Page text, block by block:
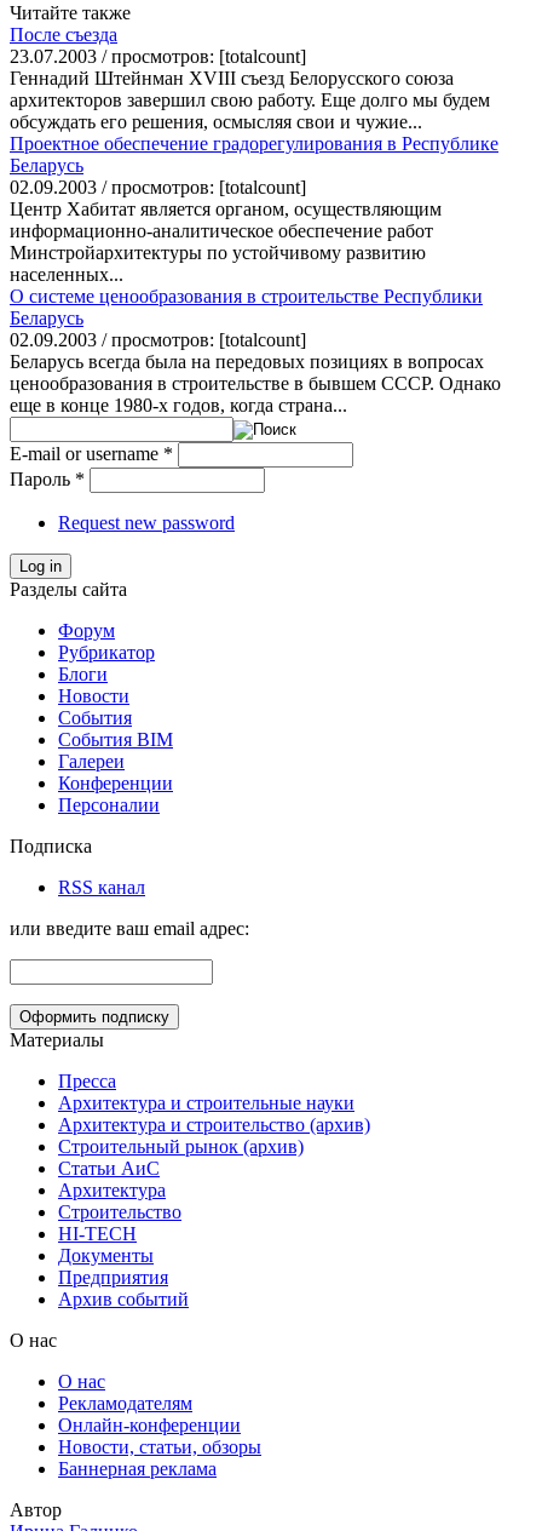
Читайте также
После съезда
23.07.2003 / просмотров: [totalcount]
Геннадий Штейнман XVIII съезд Белорусского союза
архитекторов завершил свою работу. Еще долго мы будем
обсуждать его решения, осмысляя свои и чужие...
Проектное обеспечение градорегулирования в Республике
Беларусь
02.09.2003 / просмотров: [totalcount]
Центр Хабитат является органом, осуществляющим
информационно-аналитическое обеспечение работ
Минстройархитектуры по устойчивому развитию
населенных...
О системе ценообразования в строительстве Республики
Беларусь
02.09.2003 / просмотров: [totalcount]
Беларусь всегда была на передовых позициях в вопросах
ценообразования в строительстве в бывшем СССР. Однако
еще в конце 1980-х годов, когда страна...
E-mail or username *
Пароль *
Request new password
Log in
Разделы сайта
Форум
Рубрикатор
Блоги
Новости
События
События BIM
Галереи
Конференции
Персоналии
Подписка
RSS канал
или введите ваш email адрес:
Материалы
Пресса
Архитектура и строительные науки
Архитектура и строительство (архив)
Строительный рынок (архив)
Статьи АиС
Архитектура
Строительство
HI-TECH
Документы
Предприятия
Архив событий
О нас
О нас
Рекламодателям
Онлайн-конференции
Новости, статьи, обзоры
Баннерная реклама
Автор